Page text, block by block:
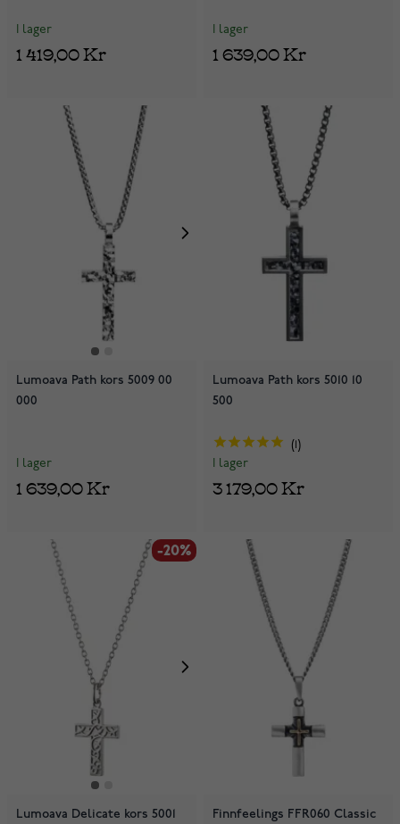
I lager
1 419,00 Kr
I lager
1 639,00 Kr
Lumoava Path kors 5009 00
000
I lager
1 639,00 Kr
Lumoava Path kors 5010 10
500
I lager
3 179,00 Kr
-20%
Lumoava Delicate kors 5001
Finnfeelings FFR060 Classic